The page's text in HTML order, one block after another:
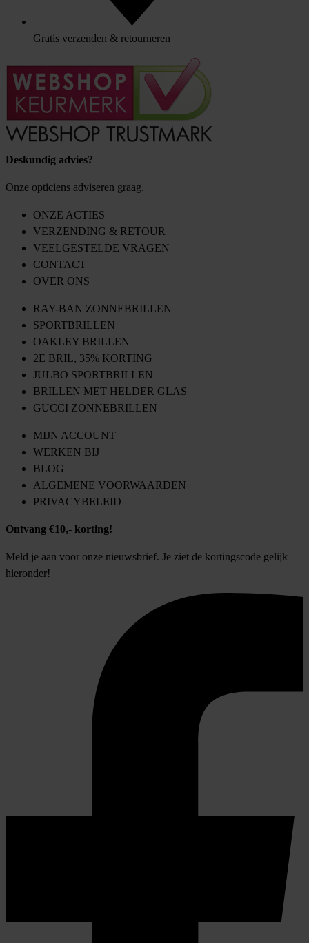
Gratis verzenden & retourneren
Deskundig advies?
Onze opticiens adviseren graag.
ONZE ACTIES
VERZENDING & RETOUR
VEELGESTELDE VRAGEN
CONTACT
OVER ONS
RAY-BAN ZONNEBRILLEN
SPORTBRILLEN
OAKLEY BRILLEN
2E BRIL, 35% KORTING
JULBO SPORTBRILLEN
BRILLEN MET HELDER GLAS
GUCCI ZONNEBRILLEN
MIJN ACCOUNT
WERKEN BIJ
BLOG
ALGEMENE VOORWAARDEN
PRIVACYBELEID
Ontvang €10,- korting!
Meld je aan voor onze nieuwsbrief. Je ziet de kortingscode gelijk
hieronder!